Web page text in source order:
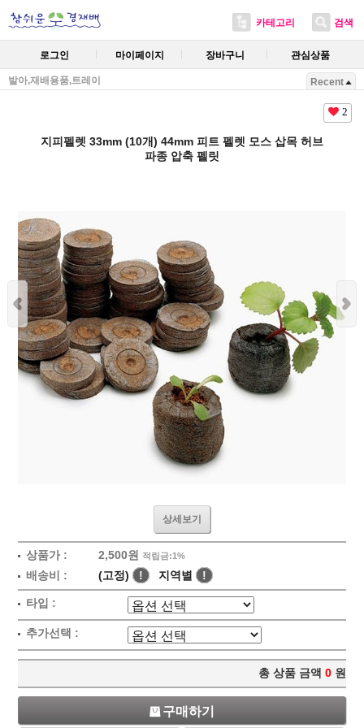
카테고리 검색
로그인 마이페이지 장바구니 관심상품
발아,재배용품,트레이 Recent
2
지피펠렛 33mm (10개) 44mm 피트 펠렛 모스 삽목 허브
파종 압축 펠릿
상세보기
상품가 : 2,500원 적립금:1%
배송비 : (고정) ! 지역별 !
타입 :
추가선택 :
총 상품 금액 0 원
구매하기